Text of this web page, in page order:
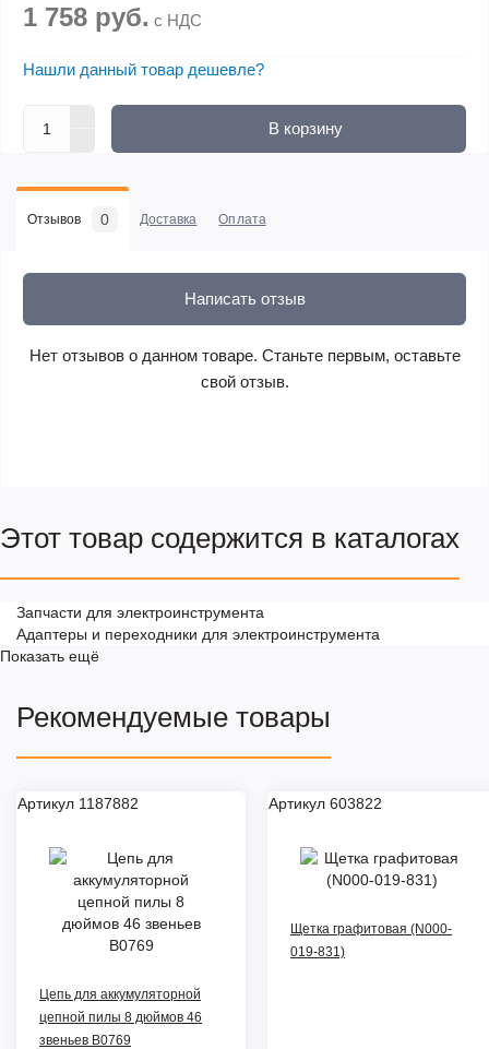
1 758 руб. с НДС
Нашли данный товар дешевле?
В корзину
Отзывов 0 Доставка Оплата
Написать отзыв
Нет отзывов о данном товаре. Станьте первым, оставьте
свой отзыв.
Этот товар содержится в каталогах
Запчасти для электроинструмента
Адаптеры и переходники для электроинструмента
Показать ещё
Рекомендуемые товары
Артикул 1187882
Цепь для аккумуляторной
цепной пилы 8 дюймов 46
звеньев B0769
Артикул 603822
Щетка графитовая (N000-
019-831)